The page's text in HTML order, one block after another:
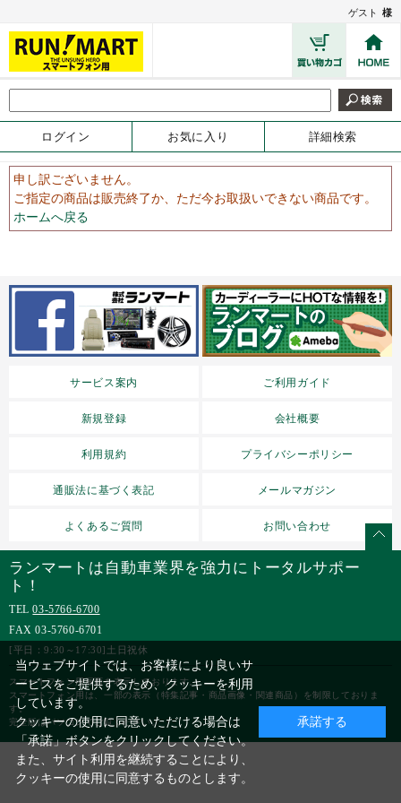
ゲスト 様
ログイン お気に入り 詳細検索
申し訳ございません。
ご指定の商品は販売終了か、ただ今お取扱いできない商品です。
ホームへ戻る
サービス案内 ご利用ガイド
新規登録 会社概要
利用規約 プライバシーポリシー
通販法に基づく表記 メールマガジン
よくあるご質問 お問い合わせ
ランマートは自動車業界を強力にトータルサポー
ト！
TEL03-5766-6700
FAX 03-5760-6701
[平日：9:30～17:30]土日祝休
スマートフォン用画面を表示しております。
スマートフォン用は、一部の表示（特集記事・商品画像・関連商品）を制限しておりま
す。
完全版はパソコンでご覧ください。
当ウェブサイトでは、お客様により良いサ
ービスをご提供するため、クッキーを利用
しています。
クッキーの使用に同意いただける場合は
「承諾」ボタンをクリックしてください。
また、サイト利用を継続することにより、
クッキーの使用に同意するものとします。
承諾する